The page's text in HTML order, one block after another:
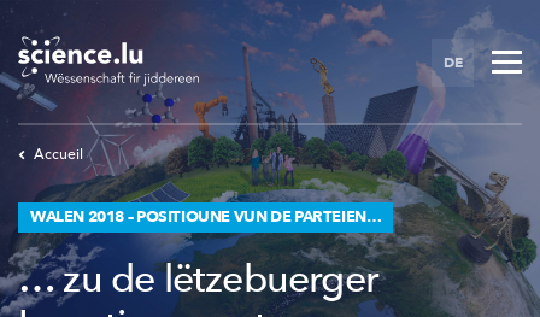
Skip
main
content
DE
Accueil
WALEN 2018 – POSITIOUNE VUN DE PARTEIEN…
… zu de lëtzebuerger